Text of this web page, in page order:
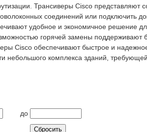
Трансиверы Cisco представляют
соединений или подключить
удобное и экономичное решение
горячей замены поддерживают
Cisco обеспечивают быстрое и
небольшого комплекса зданий,
до